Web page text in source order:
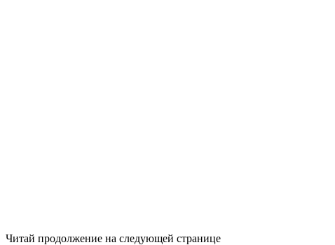
Читай продолжение на следующей странице